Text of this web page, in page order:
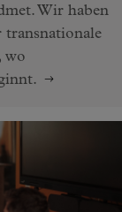
Wir haben
wo